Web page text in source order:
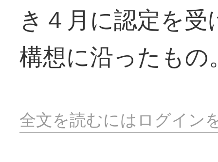
き４月に認定を
構想に沿ったもの
全文を読むにはログイン